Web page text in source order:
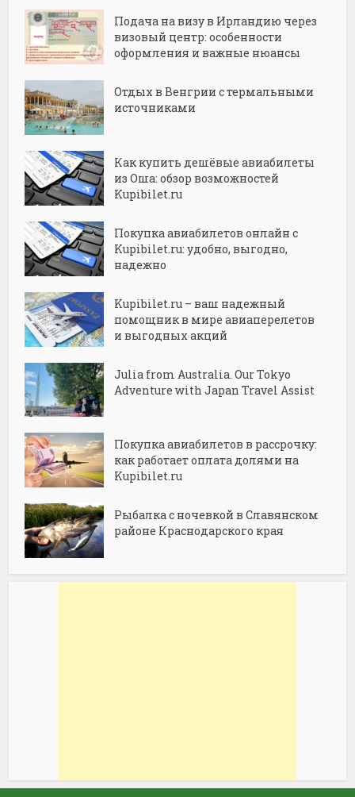
Подача на визу в Ирландию через
визовый центр: особенности
оформления и важные нюансы
Отдых в Венгрии с термальными
источниками
Как купить дешёвые авиабилеты
из Оша: обзор возможностей
Kupibilet.ru
Покупка авиабилетов онлайн с
Kupibilet.ru: удобно, выгодно,
надежно
Kupibilet.ru – ваш надежный
помощник в мире авиаперелетов
и выгодных акций
Julia from Australia. Our Tokyo
Adventure with Japan Travel Assist
Покупка авиабилетов в рассрочку:
как работает оплата долями на
Kupibilet.ru
Рыбалка с ночевкой в Славянском
районе Краснодарского края